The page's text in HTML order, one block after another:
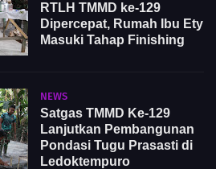
RTLH TMMD ke-129
Dipercepat, Rumah Ibu Ety
Masuki Tahap Finishing
NEWS
Satgas TMMD Ke-129
Lanjutkan Pembangunan
Pondasi Tugu Prasasti di
Ledoktempuro